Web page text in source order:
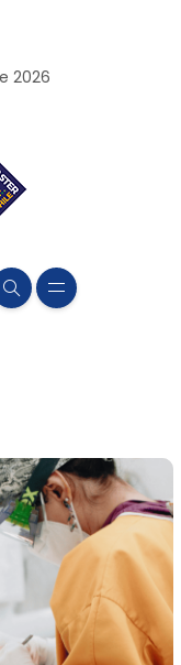
2026